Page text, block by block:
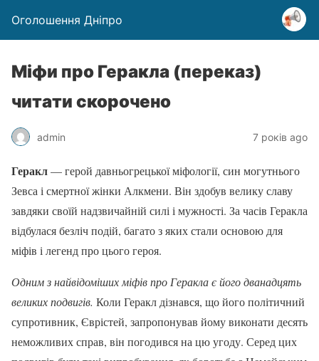
Оголошення Дніпро
Міфи про Геракла (переказ)
читати скорочено
admin 7 років ago
Геракл— герой давньогрецької міфології, син могутнього
Зевса і смертної жінки Алкмени. Він здобув велику славу
завдяки своїй надзвичайній силі і мужності. За часів Геракла
відбулася безліч подій, багато з яких стали основою для
міфів і легенд про цього героя.
Одним з найвідоміших міфів про Геракла є його дванадцять
великих подвигів. Коли Геракл дізнався, що його політичний
супротивник, Єврістей, запропонував йому виконати десять
неможливих справ, він погодився на цю угоду. Серед цих